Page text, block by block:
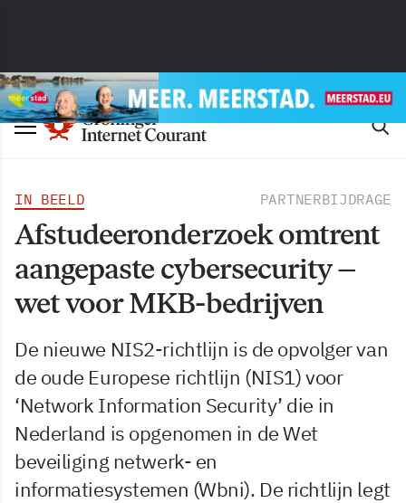
IN BEELD PARTNERBIJDRAGE
Afstudeeronderzoek omtrent
aangepaste cybersecurity –
wet voor MKB-bedrijven
De nieuwe NIS2-richtlijn is de opvolger van
de oude Europese richtlijn (NIS1) voor
‘Network Information Security’ die in
Nederland is opgenomen in de Wet
beveiliging netwerk- en
informatiesystemen (Wbni). De richtlijn legt